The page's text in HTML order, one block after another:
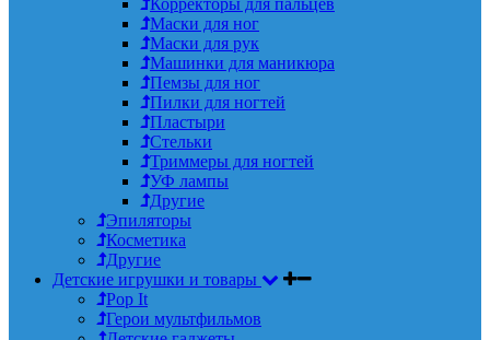
Маски для ног
Маски для рук
Машинки для маникюра
Пемзы для ног
Пилки для ногтей
Пластыри
Стельки
Триммеры для ногтей
УФ лампы
Другие
Эпиляторы
Косметика
Другие
Детские игрушки и товары
Pop It
Герои мультфильмов